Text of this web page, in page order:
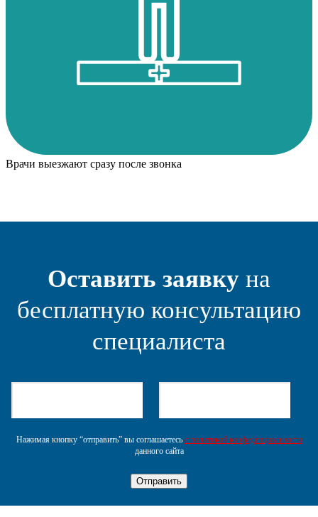
Врачи выезжают сразу после звонка
Оставить заявку на
бесплатную консультацию
специалиста
Нажимая кнопку “отправить” вы соглашаетесь с политикой конфеденциальности
данного сайта
Отправить